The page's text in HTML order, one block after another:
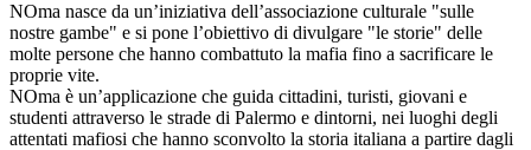
NOma nasce da un’iniziativa dell’associazione culturale "sulle
nostre gambe" e si pone l’obiettivo di divulgare "le storie" delle
molte persone che hanno combattuto la mafia fino a sacrificare le
proprie vite.
NOma è un’applicazione che guida cittadini, turisti, giovani e
studenti attraverso le strade di Palermo e dintorni, nei luoghi degli
attentati mafiosi che hanno sconvolto la storia italiana a partire dagli